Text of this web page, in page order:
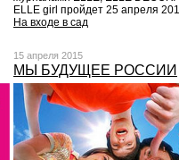
ELLE girl пройдет 25 апреля
На входе в сад
15 апреля 2015
МЫ БУДУЩЕЕ РОССИИ